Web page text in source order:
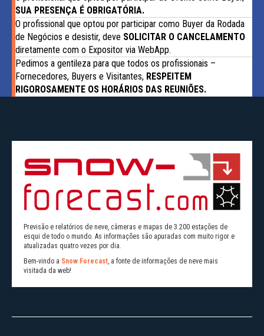
SUA PRESENÇA É OBRIGATÓRIA.
O profissional que optou por participar como Buyer da Rodada
de Negócios e desistir, deve SOLICITAR O CANCELAMENTO
diretamente com o Expositor via WebApp.
Pedimos a gentileza para que todos os profissionais –
Fornecedores, Buyers e Visitantes, RESPEITEM
RIGOROSAMENTE OS HORÁRIOS DAS REUNIÕES.
Previsão e relatórios de neve, câmeras e mapas de 3.200 estações de
esqui de todo o mundo. As informações são apuradas com muito rigor e
atualizadas quatro vezes por dia.
Bem-vindo a Snow Forecast, a fonte de informações de neve mais
visitada da web!